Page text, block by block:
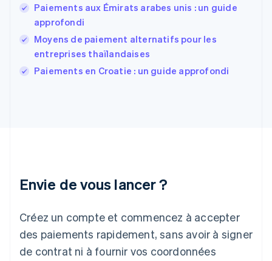
Paiements aux Émirats arabes unis : un guide
approfondi
Moyens de paiement alternatifs pour les
entreprises thaïlandaises
Paiements en Croatie : un guide approfondi
Envie de vous lancer ?
Créez un compte et commencez à accepter
des paiements rapidement, sans avoir à signer
de contrat ni à fournir vos coordonnées
EnglishSvenska
France
Français
Gibraltar
English
Grèce
Japon
Lettonie
English
Liechtenstein
DeutschEnglish